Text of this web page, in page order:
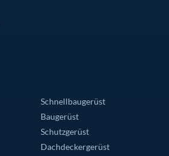
Schnellbaugerüst
Baugerüst
Schutzgerüst
Dachdeckergerüst